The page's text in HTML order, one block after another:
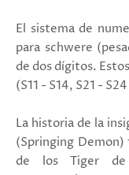
El sistema de
para schwere
de dos dígitos.
(S11 - S14, S21 -
La historia de la
(Springing
de los Tiger de